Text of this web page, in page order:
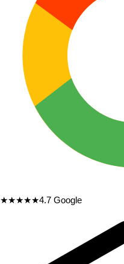
★★★★★4.7 Google